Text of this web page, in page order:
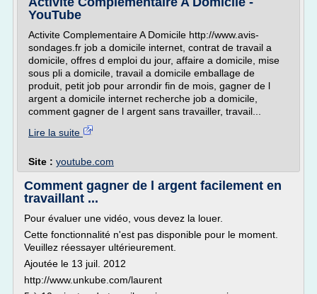
YouTube
Activite Complementaire A Domicile http://www.avis-
sondages.fr job a domicile internet, contrat de travail a
domicile, offres d emploi du jour, affaire a domicile, mise
sous pli a domicile, travail a domicile emballage de
produit, petit job pour arrondir fin de mois, gagner de l
argent a domicile internet recherche job a domicile,
comment gagner de l argent sans travailler, travail...
Lire la suite
Site : youtube.com
Comment gagner de l argent facilement en
travaillant ...
Pour évaluer une vidéo, vous devez la louer.
Cette fonctionnalité n'est pas disponible pour le moment.
Veuillez réessayer ultérieurement.
Ajoutée le 13 juil. 2012
http://www.unkube.com/laurent